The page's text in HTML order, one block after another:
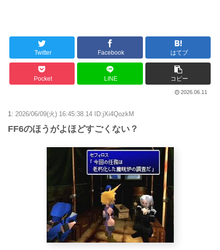
Twitter Facebook はてブ
Pocket LINE コピー
2026.06.11
1: 2026/06/09(火) 16:45:38.14 ID:jXi4QozkM
FF6のほうがよほどすごくない？